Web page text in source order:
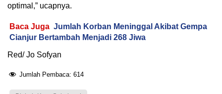
optimal,” ucapnya.
Baca Juga Jumlah Korban Meninggal Akibat Gempa
Cianjur Bertambah Menjadi 268 Jiwa
Red/ Jo Sofyan
Jumlah Pembaca: 614